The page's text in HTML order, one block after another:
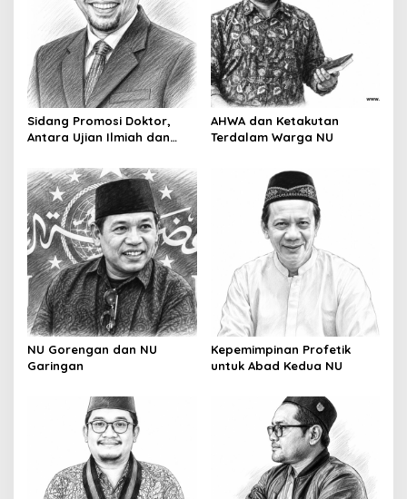
Sidang Promosi Doktor,
Antara Ujian Ilmiah dan
AHWA dan Ketakutan
Terdalam Warga NU
NU Gorengan dan NU
Garingan
Kepemimpinan Profetik
untuk Abad Kedua NU